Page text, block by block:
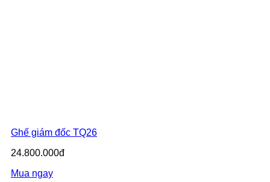
Ghế giám đốc TQ26
24.800.000đ
Mua ngay